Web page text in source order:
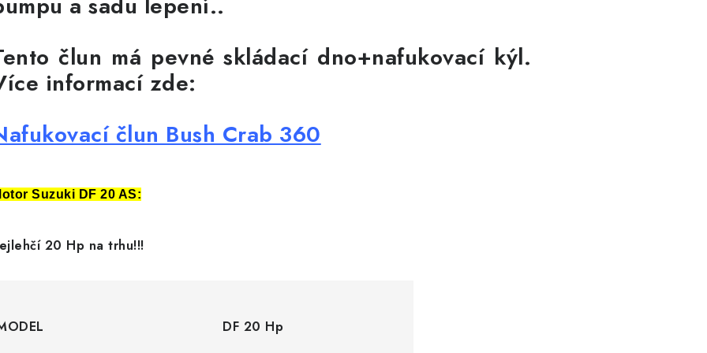
člun má pevné skládací dno+nafukovací kýl.
informací zde:
člun Bush Crab 360
Suzuki DF 20 AS:
20 Hp na trhu!!!
DF 20 Hp